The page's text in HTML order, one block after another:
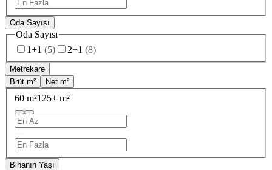
Oda Sayısı
Oda Sayısı
1+1 (5) 2+1 (8)
Metrekare
Brüt m²
Net m²
60 m²125+ m²
—
Binanın Yaşı